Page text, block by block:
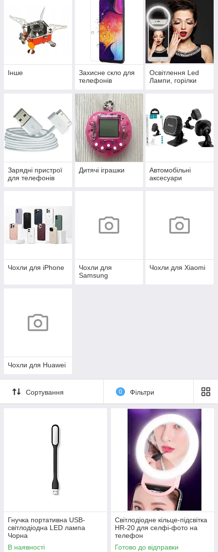
Інше
Захисне скло для
телефонів
Освітлення Led
Лампи, горілки
Зарядні пристрої
для телефонів
Дитячі іграшки
Автомобільні
аксесуари
Чохли для iPhone
Чохли для
Samsung
Чохли для Xiaomi
Чохли для Huawei
Сортування 0 Фільтри
Гнучка портативна USB-
світлодіодна LED лампа
Чорна
В наявності
Світлодіодне кільце-підсвітка
HR-20 для селфі-фото на
телефон
Готово до відправки